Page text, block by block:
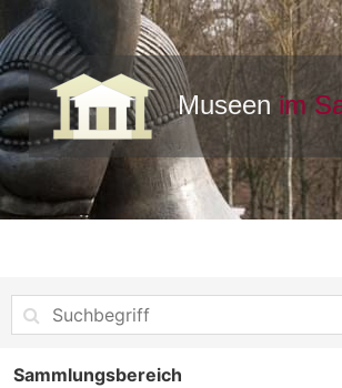
Sammlungsbereich